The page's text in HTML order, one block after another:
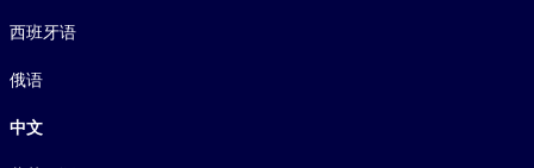
西班牙语
俄语
中文